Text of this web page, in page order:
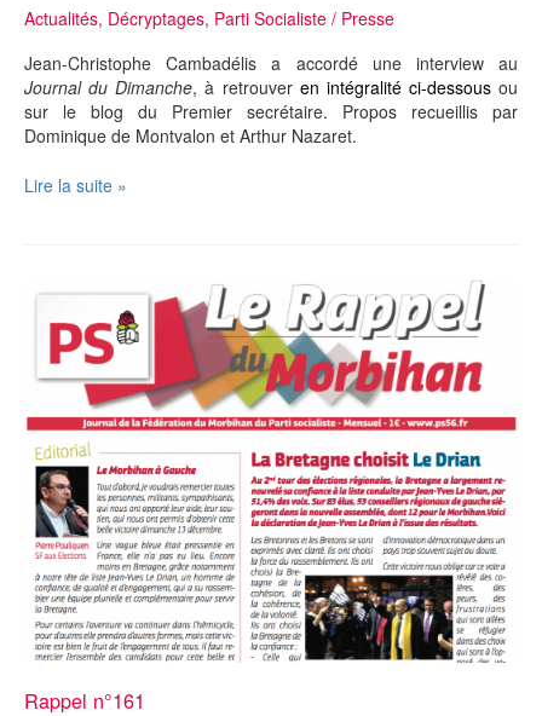
Actualités, Décryptages, Parti Socialiste / Presse
Jean-Christophe Cambadélis a accordé une interview au
Journal du Dimanche, à retrouver en intégralité ci-dessousou
sur le blog du Premier secrétaire. Propos recueillis par
Dominique de Montvalon et Arthur Nazaret.
Jean-
Journal
Dimanche
Lire la suite »
Rappel n°161